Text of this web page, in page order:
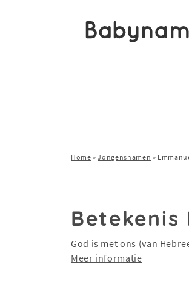
Home »Jongensnamen »
Betekenis
Meer informatie